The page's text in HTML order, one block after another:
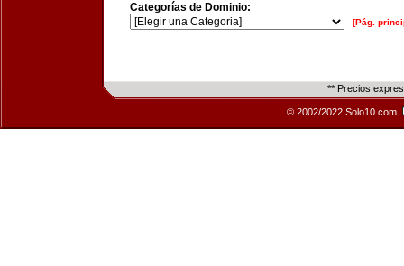
Categorías de Dominio:
[Pág.
** Precios
© 2002/2022 Solo10.com